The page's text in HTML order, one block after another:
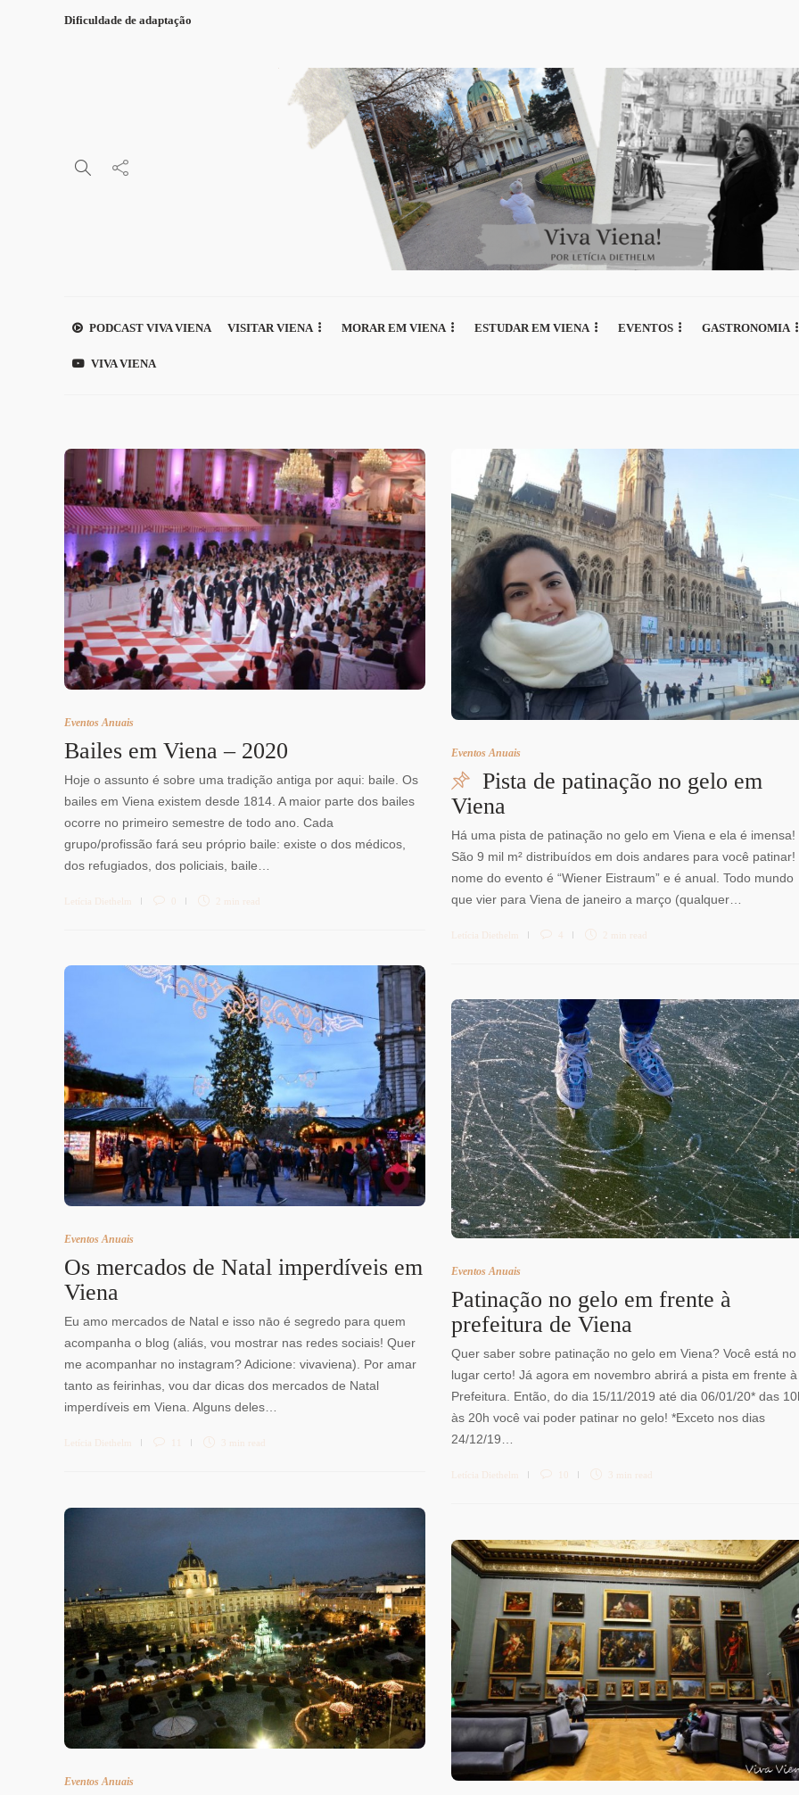
Dificuldade de adaptação
PODCAST VIVA VIENA VISITAR VIENA MORAR EM VIENA ESTUDAR EM VIENA EVENTOS GASTRONOMIA
VIVA VIENA
Eventos Anuais
Bailes em Viena – 2020
Hoje o assunto é sobre uma tradição antiga por aqui: baile. Os
bailes em Viena existem desde 1814. A maior parte dos bailes
ocorre no primeiro semestre de todo ano. Cada
grupo/profissão fará seu próprio baile: existe o dos médicos,
dos refugiados, dos policiais, baile…
Letícia Diethelm 0 2 min read
Eventos Anuais
Pista de patinação no gelo em
Viena
Há uma pista de patinação no gelo em Viena e ela é imensa!
São 9 mil m² distribuídos em dois andares para você patinar!
nome do evento é “Wiener Eistraum” e é anual. Todo mundo
que vier para Viena de janeiro a março (qualquer…
Letícia Diethelm 4 2 min read
Eventos Anuais
Os mercados de Natal imperdíveis em
Viena
Eu amo mercados de Natal e isso nāo é segredo para quem
acompanha o blog (aliás, vou mostrar nas redes sociais! Quer
me acompanhar no instagram? Adicione: vivaviena). Por amar
tanto as feirinhas, vou dar dicas dos mercados de Natal
imperdíveis em Viena. Alguns deles…
Letícia Diethelm 11 3 min read
Eventos Anuais
Patinação no gelo em frente à
prefeitura de Viena
Quer saber sobre patinação no gelo em Viena? Você está no
lugar certo! Já agora em novembro abrirá a pista em frente à
Prefeitura. Então, do dia 15/11/2019 até dia 06/01/20* das
às 20h você vai poder patinar no gelo! *Exceto nos dias
24/12/19…
Letícia Diethelm 3 min read
Eventos Anuais